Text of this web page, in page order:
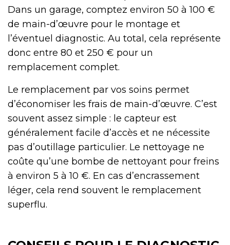
Dans un garage, comptez environ 50 à 100 €
de main-d’œuvre pour le montage et
l’éventuel diagnostic. Au total, cela représente
donc entre 80 et 250 € pour un
remplacement complet.
Le remplacement par vos soins permet
d’économiser les frais de main-d’œuvre. C’est
souvent assez simple : le capteur est
généralement facile d’accès et ne nécessite
pas d’outillage particulier. Le nettoyage ne
coûte qu’une bombe de nettoyant pour freins
à environ 5 à 10 €. En cas d’encrassement
léger, cela rend souvent le remplacement
superflu.